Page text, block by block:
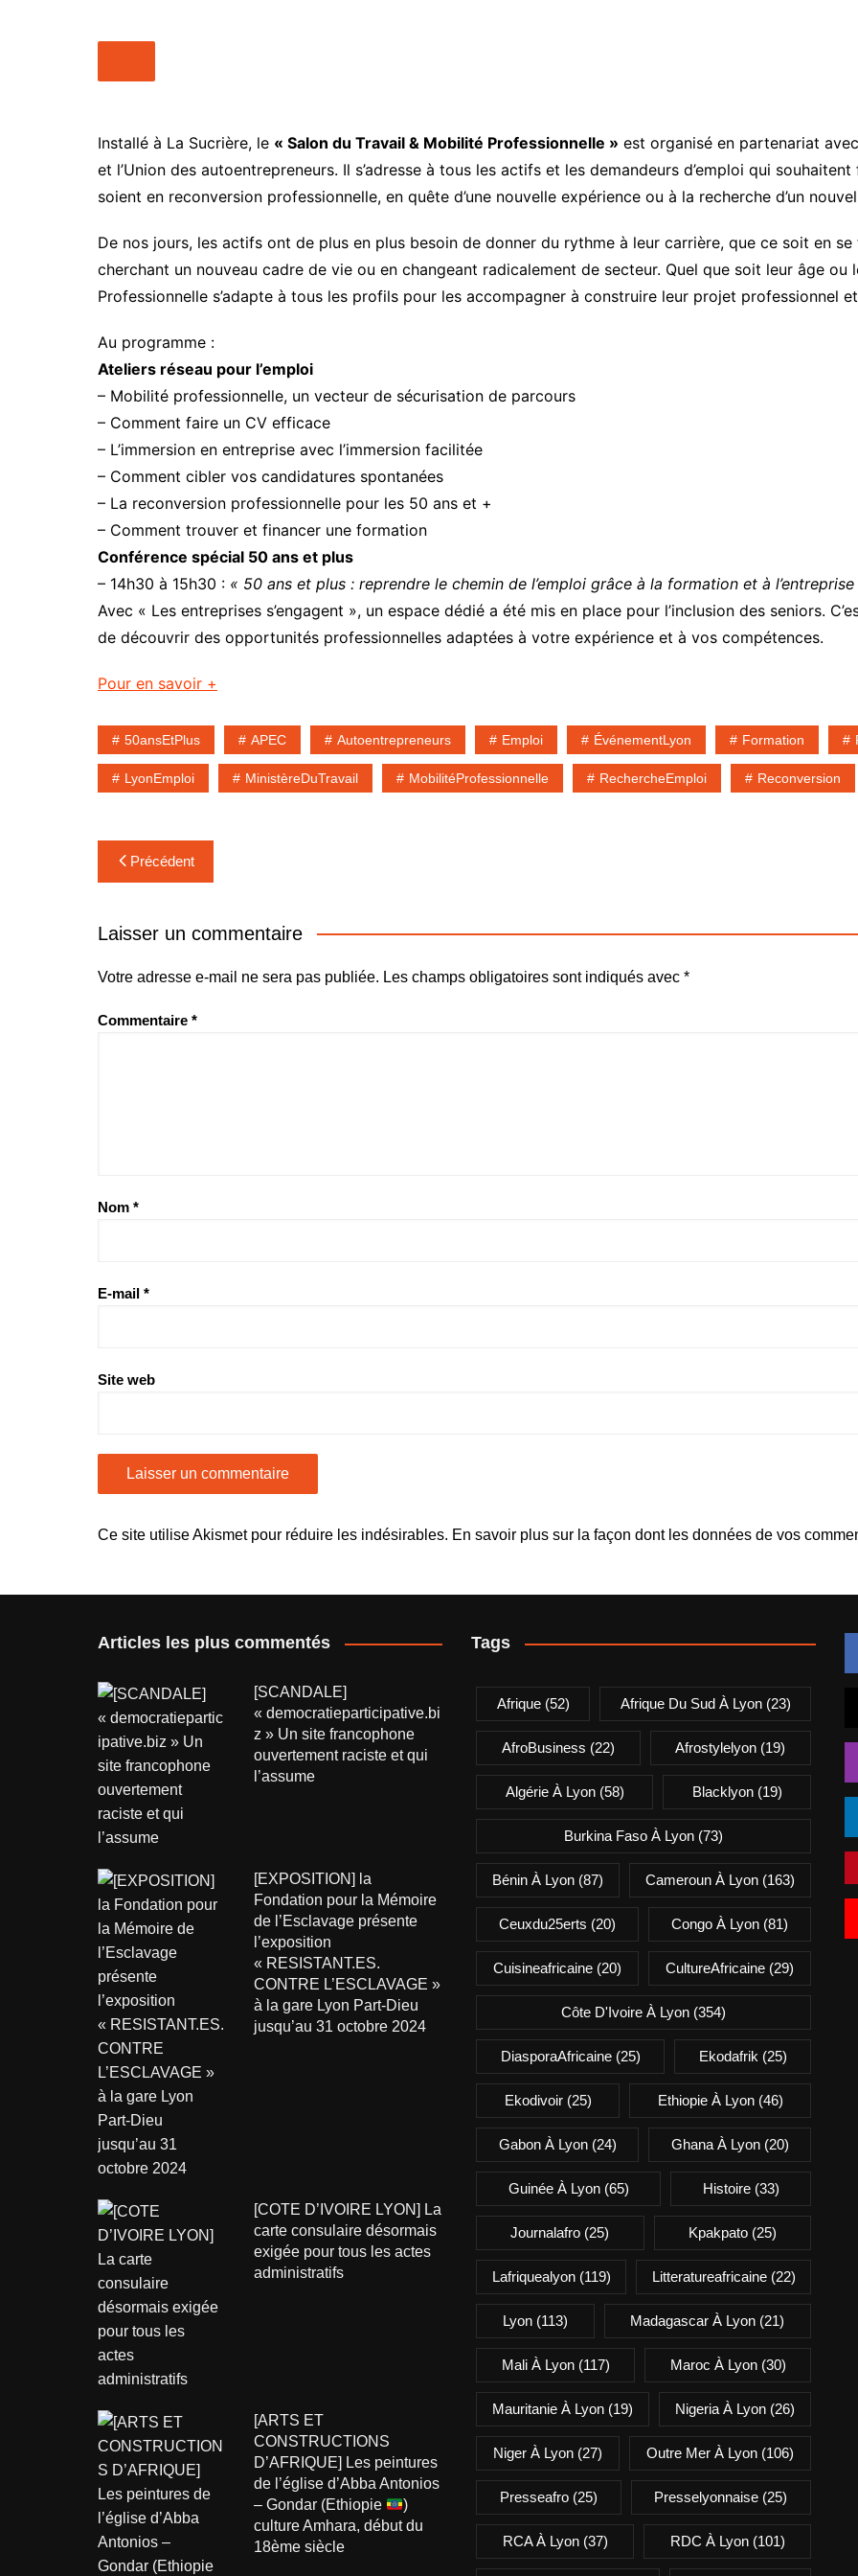
WakaTV
Newsletters
Installé à La Sucrière, le « Salon du Travail & Mobilité Professionnelle » est organisé en partenariat
et l’Union des autoentrepreneurs. Il s’adresse à tous les actifs et les demandeurs d’emploi qui
soient en reconversion professionnelle, en quête d’une nouvelle expérience ou à la recherche d’un
De nos jours, les actifs ont de plus en plus besoin de donner du rythme à leur carrière, que ce soit en se
cherchant un nouveau cadre de vie ou en changeant radicalement de secteur. Quel que soit leur âge ou
Professionnelle s’adapte à tous les profils pour les accompagner à construire leur projet professionnel
Au programme :
Ateliers réseau pour l’emploi
– Mobilité professionnelle, un vecteur de sécurisation de parcours
– Comment faire un CV efficace
– L’immersion en entreprise avec l’immersion facilitée
– Comment cibler vos candidatures spontanées
– La reconversion professionnelle pour les 50 ans et +
– Comment trouver et financer une formation
Conférence spécial 50 ans et plus
– 14h30 à 15h30 : « 50 ans et plus : reprendre le chemin de l’emploi grâce à la formation et à l’entreprise
Avec « Les entreprises s’engagent », un espace dédié a été mis en place pour l’inclusion des seniors.
de découvrir des opportunités professionnelles adaptées à votre expérience et à vos compétences.
Pour en savoir +
50ansEtPlus APEC Autoentrepreneurs Emploi ÉvénementLyon Formation
LyonEmploi MinistèreDuTravail MobilitéProfessionnelle RechercheEmploi Reconversion
Navigation
de
l’article
Précédent
Laisser un commentaire
Votre adresse e-mail ne sera pas publiée. Les champs obligatoires sont indiqués avec *
Commentaire *
Nom *
E-mail *
Site web
Ce site utilise Akismet pour réduire les indésirables. En savoir plus sur la façon dont les données de vos
Articles les plus commentés
[SCANDALE]
« democratieparticipative.bi
z » Un site francophone
ouvertement raciste et qui
l’assume
[EXPOSITION] la
Fondation pour la Mémoire
de l’Esclavage présente
l’exposition
« RESISTANT.ES.
CONTRE L’ESCLAVAGE »
à la gare Lyon Part-Dieu
jusqu’au 31 octobre 2024
[COTE D’IVOIRE LYON] La
carte consulaire désormais
exigée pour tous les actes
administratifs
[ARTS ET
CONSTRUCTIONS
D’AFRIQUE] Les peintures
de l’église d’Abba Antonios
– Gondar (Ethiopie
)
culture Amhara, début du
18ème siècle
Tags
Afrique(52) Afrique Du Sud À Lyon(23)
AfroBusiness (22) Afrostylelyon (19)
Algérie À Lyon(58) Blacklyon(19)
Burkina Faso À Lyon (73)
Bénin À Lyon (87) Cameroun À Lyon (163)
Ceuxdu25erts (20) Congo À Lyon (81)
Cuisineafricaine (20) CultureAfricaine (29)
Côte D'Ivoire À Lyon (354)
DiasporaAfricaine(25) Ekodafrik (25)
Ekodivoir(25) Ethiopie À Lyon(46)
Gabon À Lyon(24) Ghana À Lyon(20)
Guinée À Lyon(65) Histoire(33)
Journalafro (25) Kpakpato(25)
Lafriquealyon(119) Litteratureafricaine(22)
Lyon(113) Madagascar À Lyon (21)
Mali À Lyon(117) Maroc À Lyon(30)
Mauritanie À Lyon (19) Nigeria À Lyon (26)
Niger À Lyon (27) Outre Mer À Lyon (106)
Presseafro(25) Presselyonnaise (25)
RCA À Lyon(37) RDC À Lyon(101)